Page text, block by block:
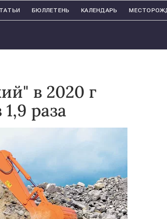
БЮЛЛЕТЕНЬ КАЛЕНДАРЬ
в 2020 г
раза